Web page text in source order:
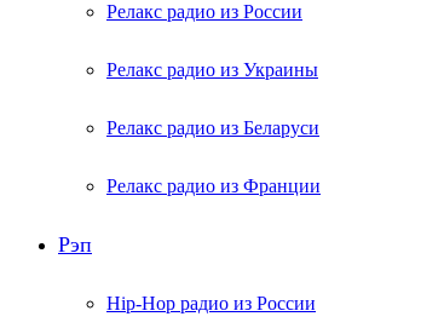
Релакс радио из России
Релакс радио из Украины
Релакс радио из Беларуси
Релакс радио из Франции
Рэп
Hip-Hop радио из России